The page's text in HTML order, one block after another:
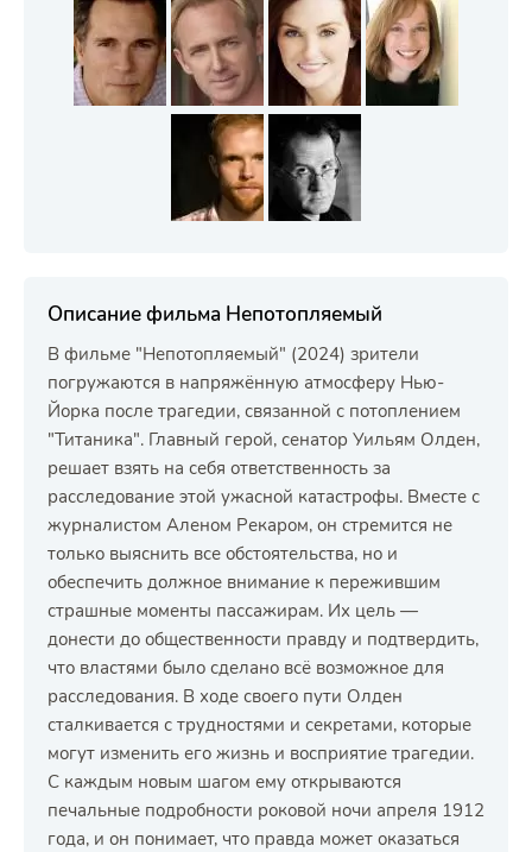
Описание фильма Непотопляемый
В фильме "Непотопляемый" (2024) зрители
погружаются в напряжённую атмосферу Нью-
Йорка после трагедии, связанной с потоплением
"Титаника". Главный герой, сенатор Уильям Олден,
решает взять на себя ответственность за
расследование этой ужасной катастрофы. Вместе с
журналистом Аленом Рекаром, он стремится не
только выяснить все обстоятельства, но и
обеспечить должное внимание к пережившим
страшные моменты пассажирам. Их цель —
донести до общественности правду и подтвердить,
что властями было сделано всё возможное для
расследования. В ходе своего пути Олден
сталкивается с трудностями и секретами, которые
могут изменить его жизнь и восприятие трагедии.
С каждым новым шагом ему открываются
печальные подробности роковой ночи апреля 1912
года, и он понимает, что правда может оказаться